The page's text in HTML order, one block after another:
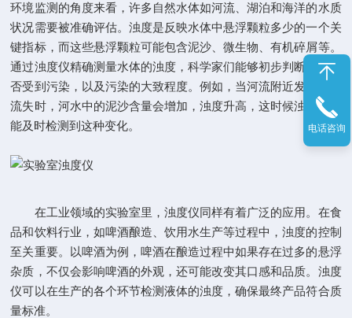
环境监测的角度来看，许多自然水体如河流、湖泊和海洋的水质
状况需要被准确评估。浊度是反映水体中悬浮颗粒多少的一个关
键指标，而这些悬浮颗粒可能包含泥沙、微生物、有机碎屑等。
通过浊度仪精确测量水体的浊度，科学家们能够初步判断水体是
否受到污染，以及污染的大致程度。例如，当河流附近发生水土
流失时，河水中的泥沙含量会增加，浊度升高，这时候浊度仪就
能及时检测到这种变化。
在工业领域的实验室里，浊度仪同样有着广泛的应用。在食
品和饮料行业，如啤酒酿造、饮用水生产等过程中，浊度的控制
至关重要。以啤酒为例，啤酒在酿造过程中如果存在过多的悬浮
杂质，不仅会影响啤酒的外观，还可能改变其口感和品质。浊度
仪可以在生产的各个环节检测液体的浊度，确保最终产品符合质
量标准。
电话咨询